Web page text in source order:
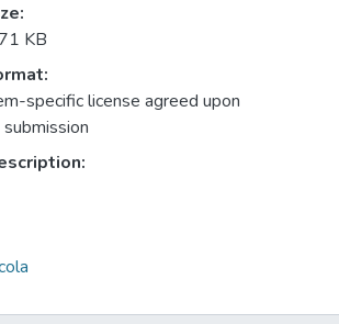
KB
specific license agreed upon